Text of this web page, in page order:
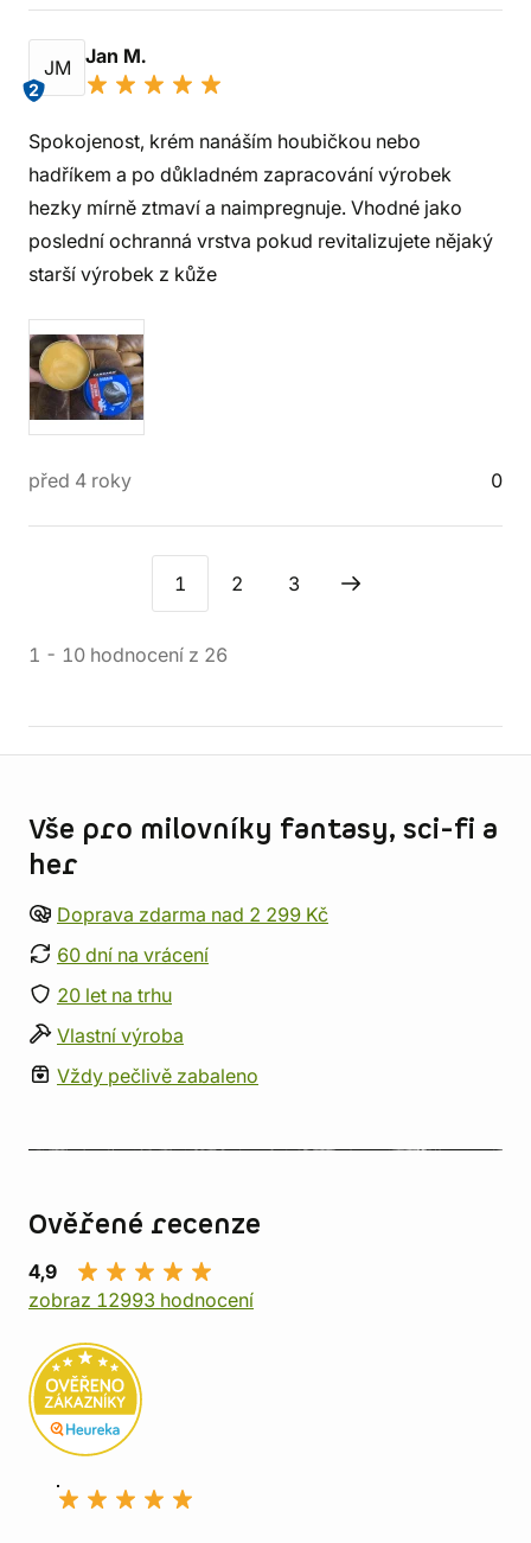
JM
2
Jan M.
Spokojenost, krém nanáším houbičkou nebo
hadříkem a po důkladném zapracování výrobek
hezky mírně ztmaví a naimpregnuje. Vhodné jako
poslední ochranná vrstva pokud revitalizujete nějaký
starší výrobek z kůže
před 4 roky 0
1 2 3
1 - 10 hodnocení z 26
Vše pro milovníky fantasy, sci-fi a
her
Doprava zdarma nad 2 299 Kč
60 dní na vrácení
20 let na trhu
Vlastní výroba
Vždy pečlivě zabaleno
Ověřené recenze
4,9
zobraz 12993 hodnocení